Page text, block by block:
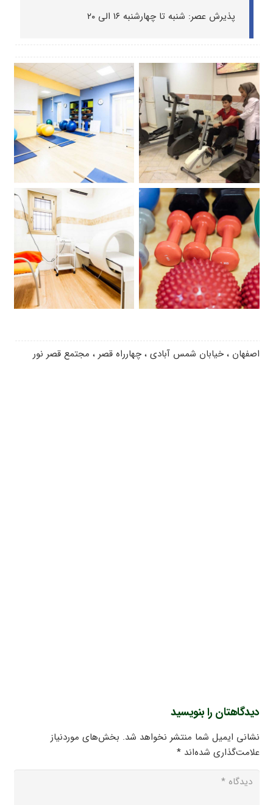
پذیرش عصر: شنبه تا چهارشنبه ۱۶ الی ۲۰
اصفهان ، خیابان شمس آبادی ، چهارراه قصر ، مجتمع قصر نور
دیدگاهتان را بنویسید
نشانی ایمیل شما منتشر نخواهد شد. بخش‌های موردنیاز
علامت‌گذاری شده‌اند*